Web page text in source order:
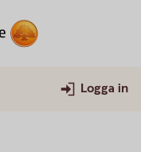
Logga in